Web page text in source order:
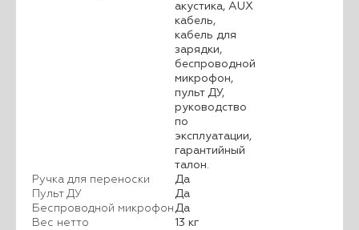
акустика, AUX
кабель,
кабель для
зарядки,
беспроводной
микрофон,
пульт ДУ,
руководство
по
эксплуатации,
гарантийный
талон.
Ручка для переноски
Да
Пульт ДУ
Да
Беспроводной микрофонДа
Вес нетто
13 кг